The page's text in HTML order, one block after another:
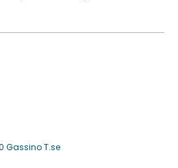
Gassino T.se